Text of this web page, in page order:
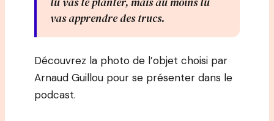
vas apprendre des trucs.
Découvrez la photo de l’objet choisi par
Arnaud Guillou pour se présenter dans le
podcast.